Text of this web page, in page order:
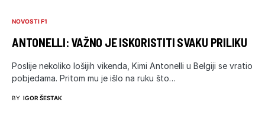
NOVOSTI F1
ANTONELLI: VAŽNO JE ISKORISTITI SVAKU PRILIKU
Poslije nekoliko lošijih vikenda, Kimi Antonelli u Belgiji se vratio
pobjedama. Pritom mu je išlo na ruku što…
BY IGOR ŠESTAK